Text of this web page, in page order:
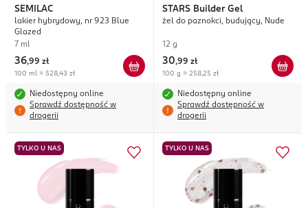
SEMILAC
lakier hybrydowy, nr 923 Blue
Glazed
7 ml
36,99 zł
100 ml = 528,43 zł
Niedostępny online
Sprawdź dostępność w
drogerii
STARS Builder Gel
żel do paznokci, budujący, Nude
12 g
30,99 zł
100 g = 258,25 zł
Niedostępny online
Sprawdź dostępność w
drogerii
TYLKO U NAS TYLKO U NAS